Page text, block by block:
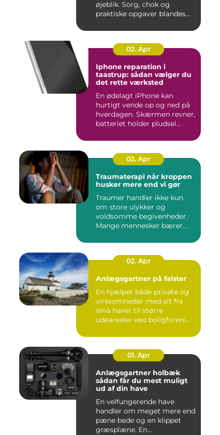
øjeblik. Sorg, chok og
praktiske opgaver blandes
02. Apr
Iphone reparation i
taastrup: sådan vælger du
det rette værksted
En ødelagt iPhone kan
hurtigt vende op og ned på
hverdagen. Skærmen revner,
batteriet holder pludsel...
02. Apr
Traumaterapi når kroppen
husker mere end vi gør
Traumer handler ikke kun
om store ulykker og
voldsomme begivenheder.
Mange mennesker bærer
02. Apr
Anlægsgartner på falster
En hjælper både private og
virksomheder med alt fra
små haver til større
udearealer ved boligforeni...
01. Apr
Anlægsgartner holbæk
sådan får du mest muligt
ud af din have
En velfungerende have
handler om meget mere end
pæne bede og en klippet
græsplæne. En